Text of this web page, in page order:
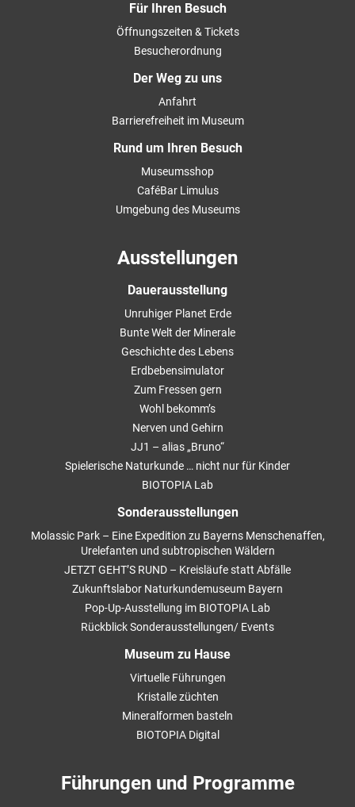
Für Ihren Besuch
Öffnungszeiten & Tickets
Besucherordnung
Der Weg zu uns
Anfahrt
Barrierefreiheit im Museum
Rund um Ihren Besuch
Museumsshop
CaféBar Limulus
Umgebung des Museums
Ausstellungen
Dauerausstellung
Unruhiger Planet Erde
Bunte Welt der Minerale
Geschichte des Lebens
Erdbebensimulator
Zum Fressen gern
Wohl bekomm’s
Nerven und Gehirn
JJ1 – alias „Bruno“
Spielerische Naturkunde … nicht nur für Kinder
BIOTOPIA Lab
Sonderausstellungen
Molassic Park – Eine Expedition zu Bayerns Menschenaffen,
Urelefanten und subtropischen Wäldern
JETZT GEHT’S RUND – Kreisläufe statt Abfälle
Zukunftslabor Naturkundemuseum Bayern
Pop-Up-Ausstellung im BIOTOPIA Lab
Rückblick Sonderausstellungen/ Events
Museum zu Hause
Virtuelle Führungen
Kristalle züchten
Mineralformen basteln
BIOTOPIA Digital
Führungen und Programme